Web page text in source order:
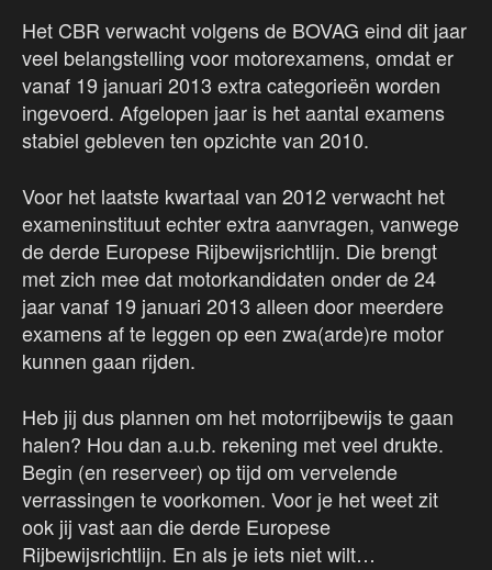
Het CBR verwacht volgens de BOVAG eind dit jaar
veel belangstelling voor motorexamens, omdat er
vanaf 19 januari 2013 extra categorieën worden
ingevoerd. Afgelopen jaar is het aantal examens
stabiel gebleven ten opzichte van 2010.
Voor het laatste kwartaal van 2012 verwacht het
exameninstituut echter extra aanvragen, vanwege
de derde Europese Rijbewijsrichtlijn. Die brengt
met zich mee dat motorkandidaten onder de 24
jaar vanaf 19 januari 2013 alleen door meerdere
examens af te leggen op een zwa(arde)re motor
kunnen gaan rijden.
Heb jij dus plannen om het motorrijbewijs te gaan
halen? Hou dan a.u.b. rekening met veel drukte.
Begin (en reserveer) op tijd om vervelende
verrassingen te voorkomen. Voor je het weet zit
ook jij vast aan die derde Europese
Rijbewijsrichtlijn. En als je iets niet wilt…